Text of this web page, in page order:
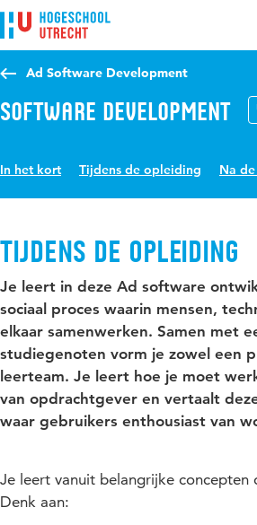
Direct naar de inhoud
Direct naar de hoofdnavigatie
Direct naar de zoekfunctie
Ad Software Development
Software Development
In het kort Tijdens de opleiding Na
Tijdens de opleiding
Je leert in deze Ad software
sociaal proces waarin mensen,
elkaar samenwerken. Samen met
studiegenoten vorm je zowel een
leerteam. Je leert hoe je moet
van opdrachtgever en vertaalt
waar gebruikers enthousiast van
Je leert vanuit belangrijke concepten
Denk aan: